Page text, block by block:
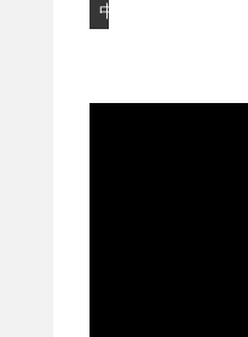
中継